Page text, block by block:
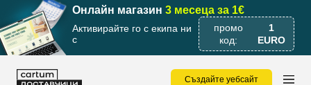
Онлайн магазин 3 месеца за 1€
Активирайте го с екипа ни
с
промо
код:
1
EURO
Създайте уебсайт